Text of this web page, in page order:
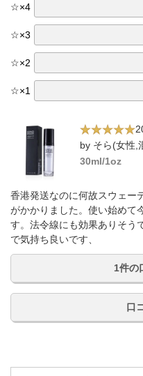
☆×4
☆×3
☆×2
☆×1
by そら(女性,
30ml/1oz
香港発送なのに何故スウェー
がかかりました。使い始めて
す。法令線にも効果ありそう
で気持ち良いです、
1件の
口